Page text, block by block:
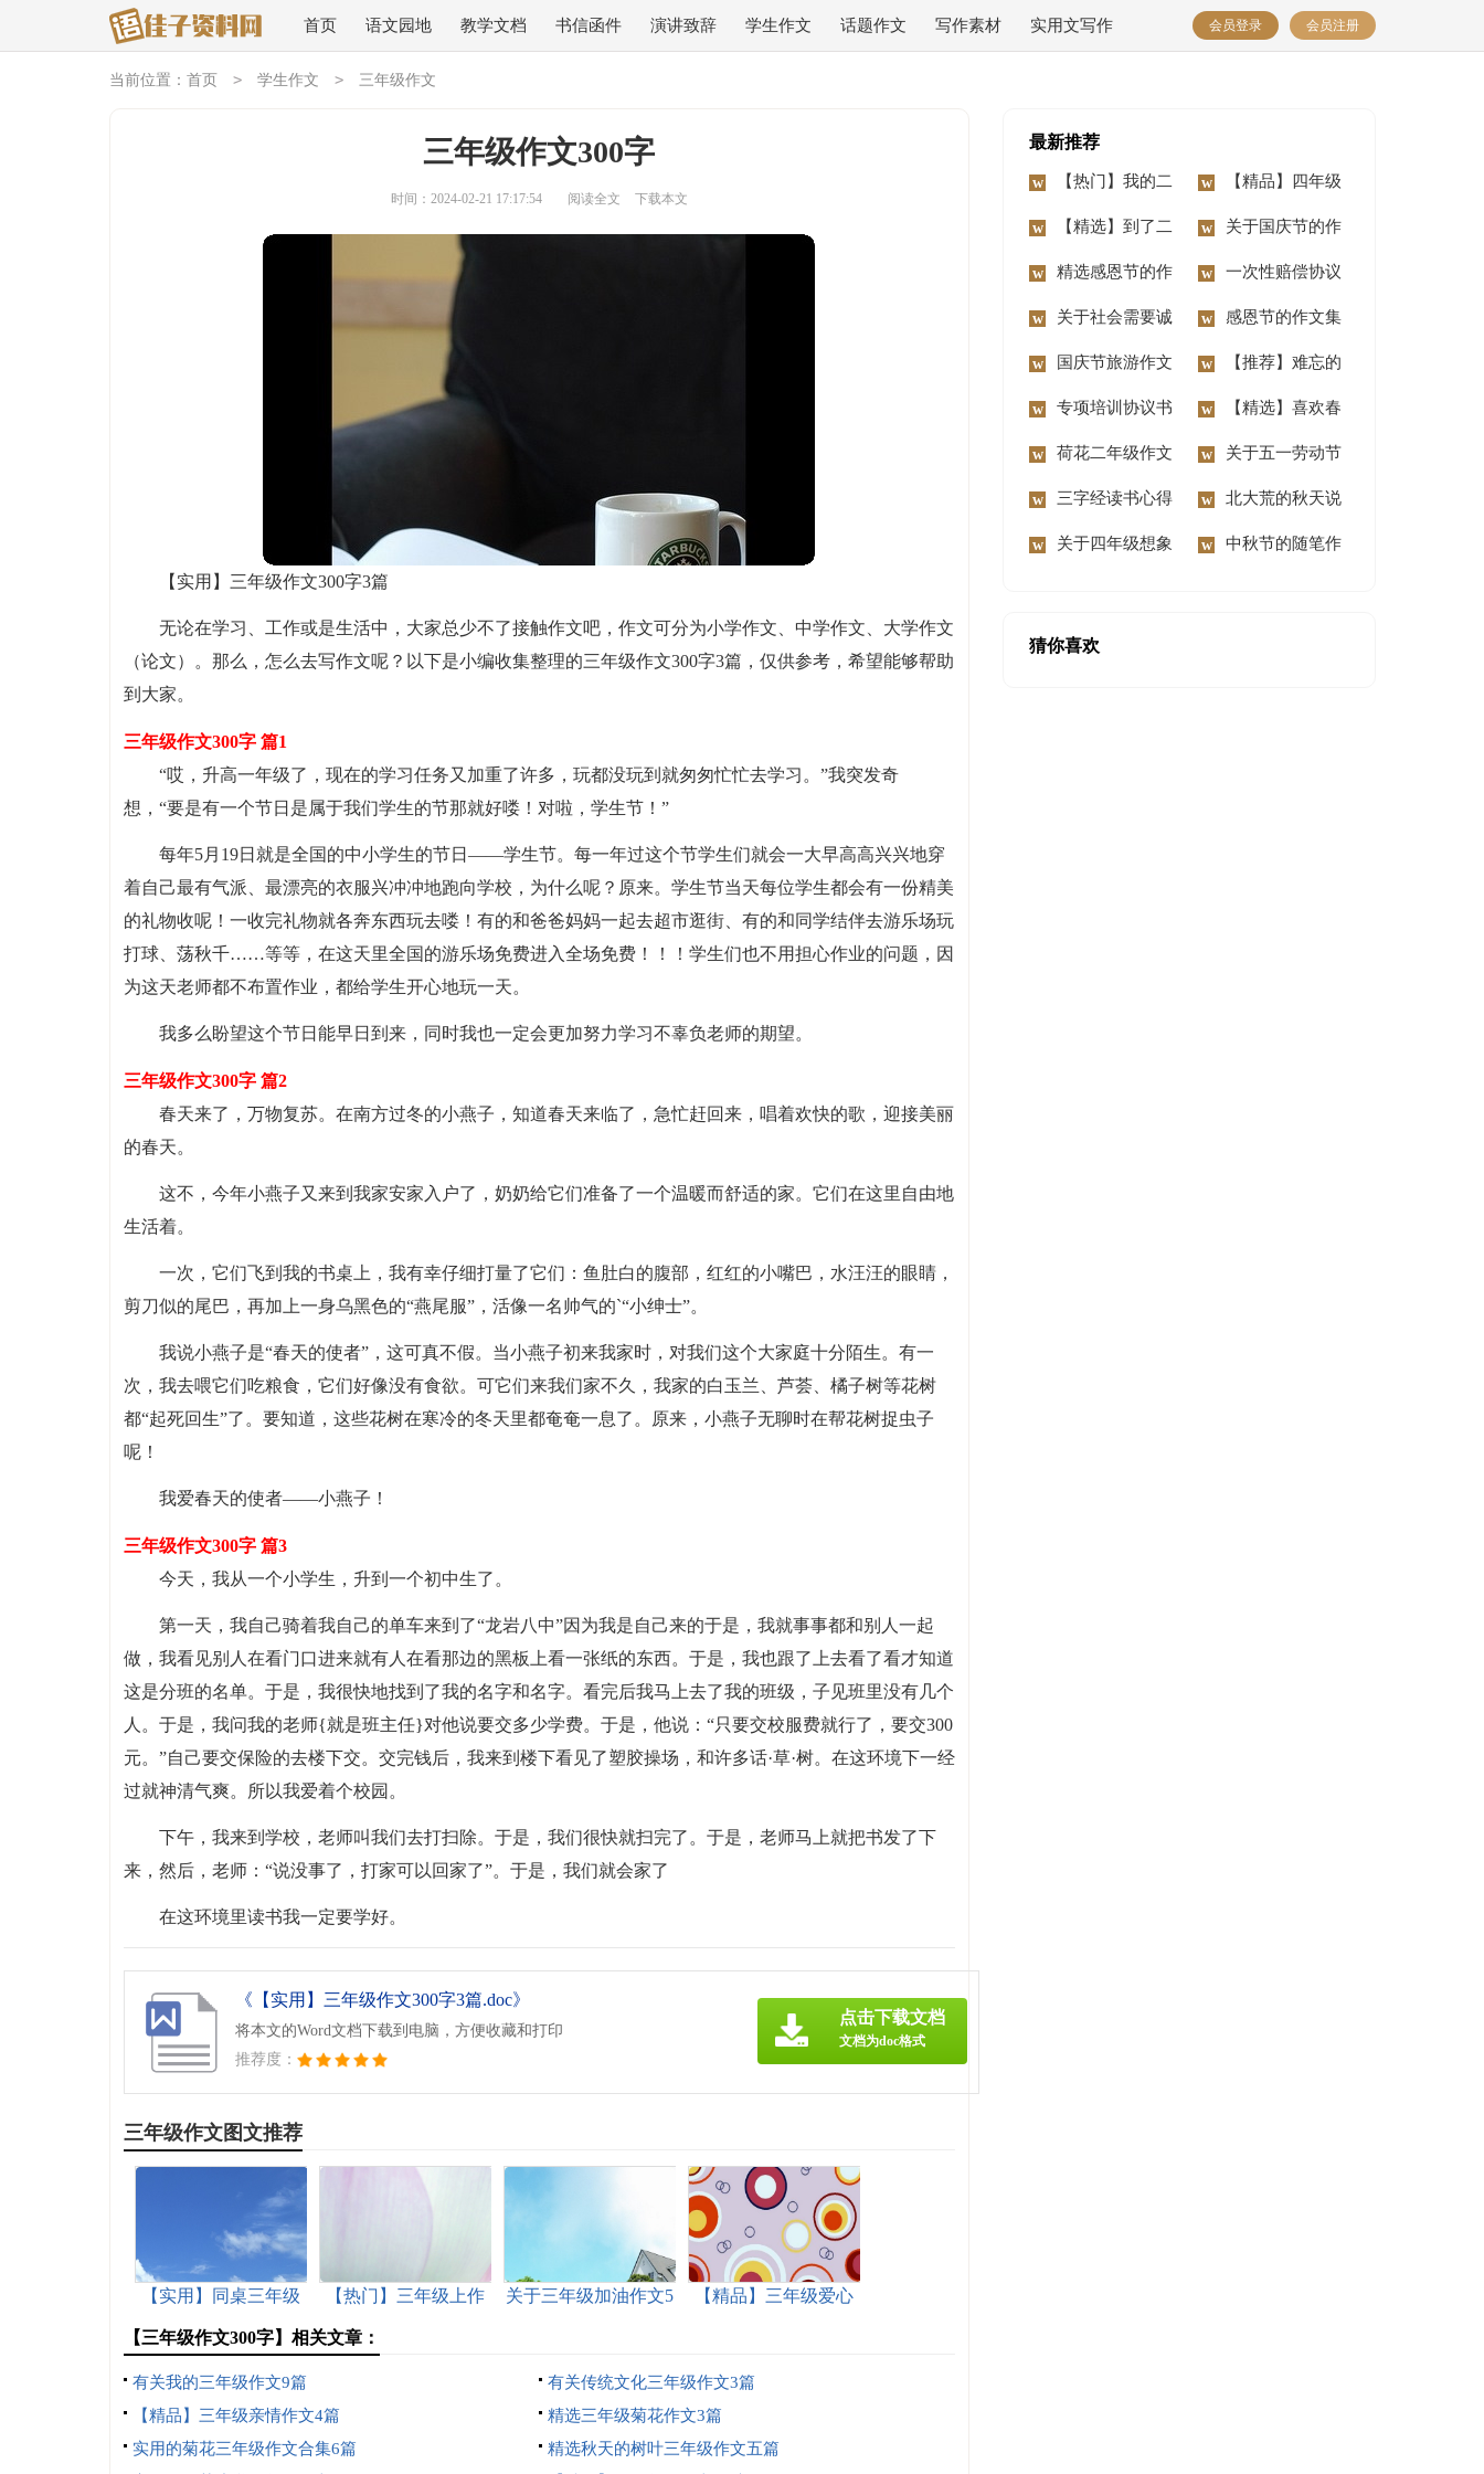
首页 语文园地 教学文档 书信函件 演讲致辞 学生作文 话题作文 写作素材 实用文写作 会员登录 会员注册
当前位置： 首页 > 学生作文 > 三年级作文
三年级作文300字
时间：2024-02-21 17:17:54 阅读全文 下载本文
【实用】三年级作文300字3篇
无论在学习、工作或是生活中，大家总少不了接触作文吧，作文可分为小学作文、中学作文、大学作文
（论文）。那么，怎么去写作文呢？以下是小编收集整理的三年级作文300字3篇，仅供参考，希望能够帮助
到大家。
三年级作文300字 篇1
“哎，升高一年级了，现在的学习任务又加重了许多，玩都没玩到就匆匆忙忙去学习。”我突发奇
想，“要是有一个节日是属于我们学生的节那就好喽！对啦，学生节！”
每年5月19日就是全国的中小学生的节日——学生节。每一年过这个节学生们就会一大早高高兴兴地穿
着自己最有气派、最漂亮的衣服兴冲冲地跑向学校，为什么呢？原来。学生节当天每位学生都会有一份精美
的礼物收呢！一收完礼物就各奔东西玩去喽！有的和爸爸妈妈一起去超市逛街、有的和同学结伴去游乐场玩
打球、荡秋千……等等，在这天里全国的游乐场免费进入全场免费！！！学生们也不用担心作业的问题，因
为这天老师都不布置作业，都给学生开心地玩一天。
我多么盼望这个节日能早日到来，同时我也一定会更加努力学习不辜负老师的期望。
三年级作文300字 篇2
春天来了，万物复苏。在南方过冬的小燕子，知道春天来临了，急忙赶回来，唱着欢快的歌，迎接美丽
的春天。
这不，今年小燕子又来到我家安家入户了，奶奶给它们准备了一个温暖而舒适的家。它们在这里自由地
生活着。
一次，它们飞到我的书桌上，我有幸仔细打量了它们：鱼肚白的腹部，红红的小嘴巴，水汪汪的眼睛，
剪刀似的尾巴，再加上一身乌黑色的“燕尾服”，活像一名帅气的`“小绅士”。
我说小燕子是“春天的使者”，这可真不假。当小燕子初来我家时，对我们这个大家庭十分陌生。有一
次，我去喂它们吃粮食，它们好像没有食欲。可它们来我们家不久，我家的白玉兰、芦荟、橘子树等花树
都“起死回生”了。要知道，这些花树在寒冷的冬天里都奄奄一息了。原来，小燕子无聊时在帮花树捉虫子
呢！
我爱春天的使者——小燕子！
三年级作文300字 篇3
今天，我从一个小学生，升到一个初中生了。
第一天，我自己骑着我自己的单车来到了“龙岩八中”因为我是自己来的于是，我就事事都和别人一起
做，我看见别人在看门口进来就有人在看那边的黑板上看一张纸的东西。于是，我也跟了上去看了看才知道
这是分班的名单。于是，我很快地找到了我的名字和名字。看完后我马上去了我的班级，子见班里没有几个
人。于是，我问我的老师{就是班主任}对他说要交多少学费。于是，他说：“只要交校服费就行了，要交300
元。”自己要交保险的去楼下交。交完钱后，我来到楼下看见了塑胶操场，和许多话·草·树。在这环境下一经
过就神清气爽。所以我爱着个校园。
下午，我来到学校，老师叫我们去打扫除。于是，我们很快就扫完了。于是，老师马上就把书发了下
来，然后，老师：“说没事了，打家可以回家了”。于是，我们就会家了
在这环境里读书我一定要学好。
《【实用】三年级作文300字3篇.doc》
将本文的Word文档下载到电脑，方便收藏和打印
推荐度：
点击下载文档
文档为doc格式
三年级作文图文推荐
【实用】同桌三年级
【热门】三年级上作
关于三年级加油作文5
【精品】三年级爱心
【三年级作文300字】相关文章：
有关我的三年级作文9篇
有关传统文化三年级作文3篇
【精品】三年级亲情作文4篇
精选三年级菊花作文3篇
实用的菊花三年级作文合集6篇
精选秋天的树叶三年级作文五篇
最新推荐
【热门】我的二
年级作文锦集7篇
【精品】四年级
动物作文10篇
【精选】到了二
年级作文锦集七篇
关于国庆节的作
文汇编15篇
精选感恩节的作
文400字3篇
一次性赔偿协议
书
关于社会需要诚
信作文3篇
感恩节的作文集
合15篇
国庆节旅游作文
14篇
【推荐】难忘的
事二年级作文合集八
篇
专项培训协议书 【精选】喜欢春
节作文三篇
荷花二年级作文
300字锦集六篇
关于五一劳动节
慰问信范文汇编8篇
三字经读书心得
体会
北大荒的秋天说
课稿
关于四年级想象 中秋节的随笔作
猜你喜欢